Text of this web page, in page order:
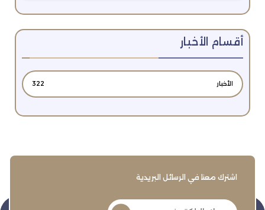
أقسام الأخبار
الأخبار 322
اشترك معنا في الرسائل البريدية